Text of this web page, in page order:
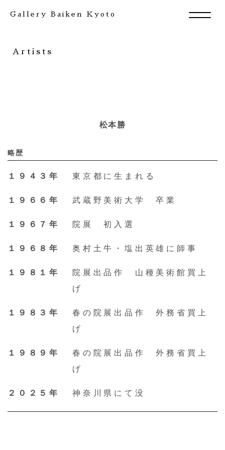
Gallery Baiken Kyoto
Exhibition
Service
Artists
松本勝
略歴
１９４３年 東京都に生まれる
１９６６年 武蔵野美術大学 卒業
１９６７年 院展 初入選
１９６８年 奥村土牛・塩出英雄に師事
１９８１年
院展出品作 山種美術館買上
げ
１９８３年
春の院展出品作 外務省買上
げ
１９８９年
春の院展出品作 外務省買上
げ
２０２５年 神奈川県にて没